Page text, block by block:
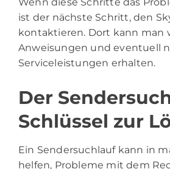
ist der nächste Schritt, den
kontaktieren. Dort kann man
Anweisungen und eventuell
Serviceleistungen erhalten.
Der
Schlüssel zur
Ein Sendersuchlauf kann in
helfen, Probleme mit dem